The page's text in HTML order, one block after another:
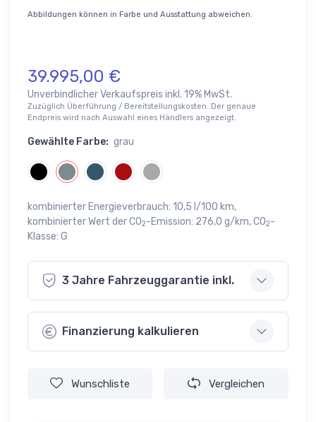
Abbildungen können in Farbe und Ausstattung abweichen.
39.995,00 €
Unverbindlicher Verkaufspreis inkl. 19% MwSt.
Zuzüglich Überführung / Bereitstellungskosten. Der genaue
Endpreis wird nach Auswahl eines Händlers angezeigt.
Gewählte Farbe: grau
kombinierter Energieverbrauch: 10,5 l/100 km,
kombinierter Wert der CO2-Emission: 276,0 g/km, CO2-
Klasse: G
3 Jahre Fahrzeuggarantie inkl.
Finanzierung kalkulieren
Wunschliste Vergleichen